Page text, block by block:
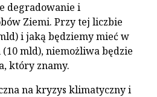
degradowanie i
Ziemi. Przy tej liczbie
i jaką będziemy mieć w
mld), niemożliwa będzie
który znamy.
na kryzys klimatyczny i